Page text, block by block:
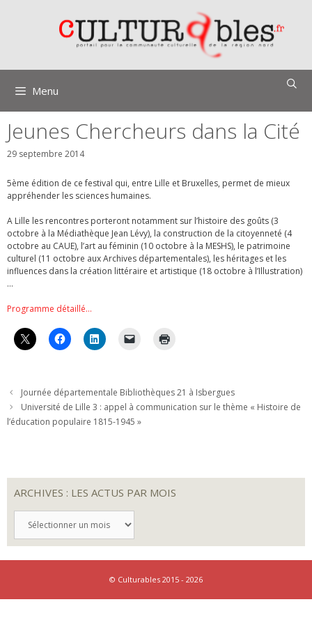
Menu
Jeunes Chercheurs dans la Cité
29 septembre 2014
5ème édition de ce festival qui, entre Lille et Bruxelles, permet de mieux
appréhender les sciences humaines.
A Lille les rencontres porteront notamment sur l’histoire des goûts (3
octobre à la Médiathèque Jean Lévy), la construction de la citoyenneté (4
octobre au CAUE), l’art au féminin (10 octobre à la MESHS), le patrimoine
culturel (11 octobre aux Archives départementales), les héritages et les
influences dans la création littéraire et artistique (18 octobre à l’Illustration)
…
Programme détaillé...
Journée départementale Bibliothèques 21 à Isbergues
Université de Lille 3 : appel à communication sur le thème « Histoire de
l’éducation populaire 1815-1945 »
ARCHIVES : LES ACTUS PAR MOIS
LES
© Culturables 2015 - 2026